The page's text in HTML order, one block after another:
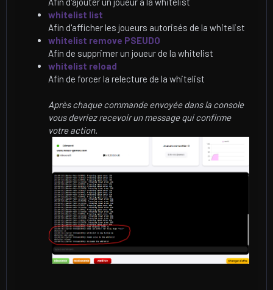
whitelist list
Afin d'afficher les joueurs autorisés de la whitelist
whitelist remove PSEUDO
Afin de supprimer un joueur de la whitelist
whitelist reload
Afin de forcer la relecture de la whitelist
Après chaque commande envoyée dans la console
vous devriez recevoir un message qui confirme
votre action.